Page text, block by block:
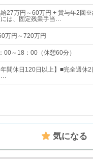
給27万円～60万円 + 賞与年2回
は、固定残業手当…
万円～720万円
00～18：00（休憩60分）
年間休日120日以上】■完全週
…
気になる